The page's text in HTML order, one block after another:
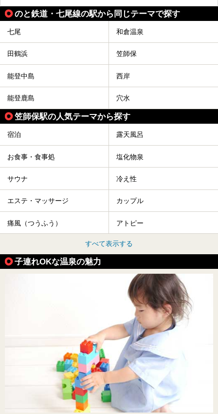
のと鉄道・七尾線の駅から同じテーマで探す
七尾 和倉温泉
田鶴浜 笠師保
能登中島 西岸
能登鹿島 穴水
笠師保駅の人気テーマから探す
宿泊 露天風呂
お食事・食事処 塩化物泉
サウナ 冷え性
エステ・マッサージ カップル
痛風（つうふう） アトピー
すべて表示する
子連れOKな温泉の魅力